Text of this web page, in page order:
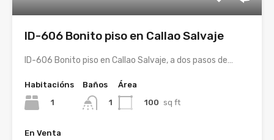
ID-606 Bonito piso en Callao Salvaje
ID-606 Bonito piso en Callao Salvaje, a dos pasos de…
Habitacións
1
Baños
1
Área
100 sq ft
En Venta